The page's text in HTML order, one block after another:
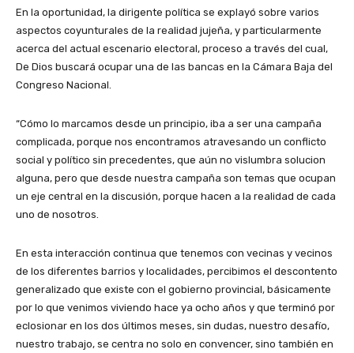
En la oportunidad, la dirigente política se explayó sobre varios
aspectos coyunturales de la realidad jujeña, y particularmente
acerca del actual escenario electoral, proceso a través del cual,
De Dios buscará ocupar una de las bancas en la Cámara Baja del
Congreso Nacional.
“Cómo lo marcamos desde un principio, iba a ser una campaña
complicada, porque nos encontramos atravesando un conflicto
social y político sin precedentes, que aún no vislumbra solucion
alguna, pero que desde nuestra campaña son temas que ocupan
un eje central en la discusión, porque hacen a la realidad de cada
uno de nosotros.
En esta interacción continua que tenemos con vecinas y vecinos
de los diferentes barrios y localidades, percibimos el descontento
generalizado que existe con el gobierno provincial, básicamente
por lo que venimos viviendo hace ya ocho años y que terminó por
eclosionar en los dos últimos meses, sin dudas, nuestro desafío,
nuestro trabajo, se centra no solo en convencer, sino también en